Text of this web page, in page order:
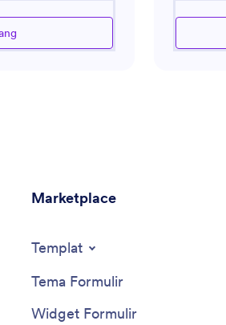
bertujuan untuk
strategi yang
hibah
dan
berharga
Marketplace
Templat
Tema Formulir
Widget Formulir